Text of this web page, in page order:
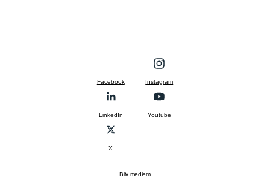
Facebook Instagram
LinkedIn Youtube
X
Bliv medlem